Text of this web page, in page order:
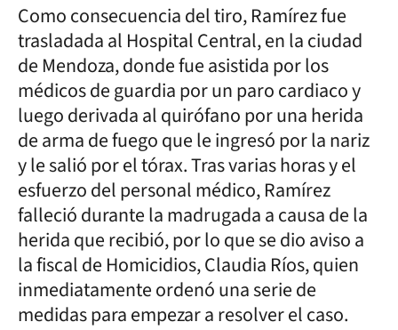
Como consecuencia del tiro, Ramírez fue
trasladada al Hospital Central, en la ciudad
de Mendoza, donde fue asistida por los
médicos de guardia por un paro cardiaco y
luego derivada al quirófano por una herida
de arma de fuego que le ingresó por la nariz
y le salió por el tórax. Tras varias horas y el
esfuerzo del personal médico, Ramírez
falleció durante la madrugada a causa de la
herida que recibió, por lo que se dio aviso a
la fiscal de Homicidios, Claudia Ríos, quien
inmediatamente ordenó una serie de
medidas para empezar a resolver el caso.